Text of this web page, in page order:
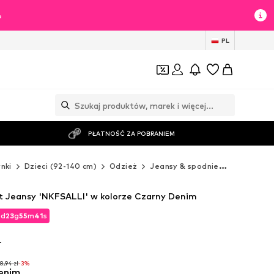
PL
PŁATNOŚĆ ZA POBRANIEM
Dzieci (92-140 cm) Odzież Jeansy & spodnie
d23g55m39s
zł-3%
d23g55m39s
Jeansy 'NKFSALLI' w kolorze Czarny Denim